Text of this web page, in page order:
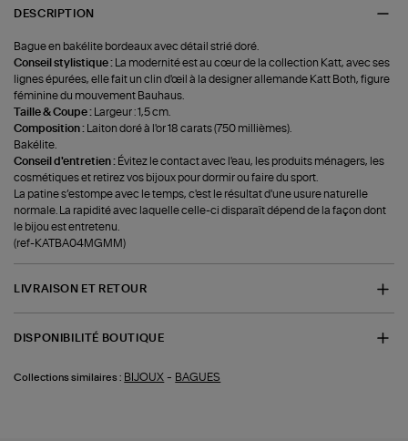
DESCRIPTION
Bague en bakélite bordeaux avec détail strié doré.
Conseil stylistique : La modernité est au cœur de la collection Katt, avec ses
lignes épurées, elle fait un clin d'œil à la designer allemande Katt Both, figure
féminine du mouvement Bauhaus.
Taille & Coupe : Largeur : 1,5 cm.
Composition : Laiton doré à l'or 18 carats (750 millièmes).
Bakélite.
Conseil d'entretien : Évitez le contact avec l'eau, les produits ménagers, les
cosmétiques et retirez vos bijoux pour dormir ou faire du sport.
La patine s’estompe avec le temps, c'est le résultat d'une usure naturelle
normale. La rapidité avec laquelle celle-ci disparaît dépend de la façon dont
le bijou est entretenu.
(ref-KATBA04MGMM)
LIVRAISON ET RETOUR
DISPONIBILITÉ BOUTIQUE
Collections similaires : BIJOUX - BAGUES